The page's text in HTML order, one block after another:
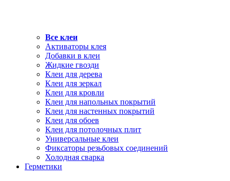
Все клеи
Активаторы клея
Добавки в клеи
Жидкие гвозди
Клеи для дерева
Клеи для зеркал
Клеи для кровли
Клеи для напольных покрытий
Клеи для настенных покрытий
Клеи для обоев
Клеи для потолочных плит
Универсальные клеи
Фиксаторы резьбовых соединений
Холодная сварка
Герметики